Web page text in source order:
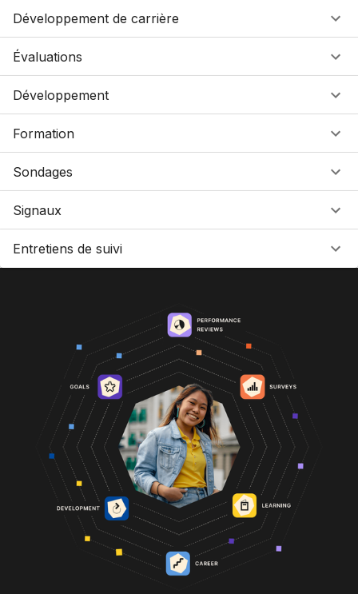
Développement de carrière
Évaluations
Développement
Formation
Sondages
Signaux
Entretiens de suivi